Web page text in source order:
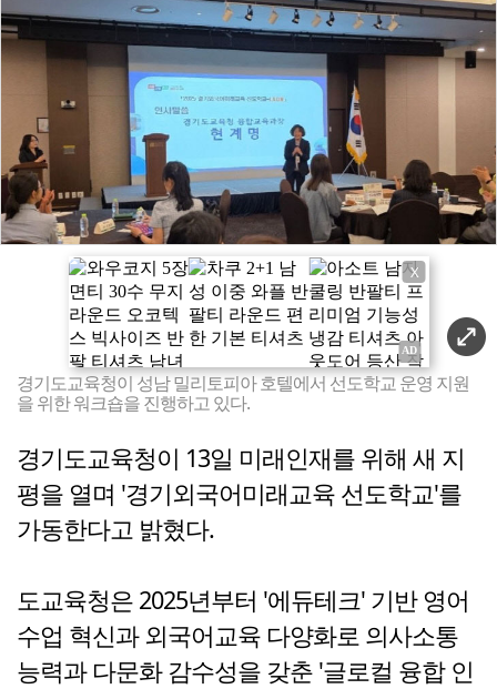
X
경기도교육청이 성남 밀리토피아 호텔에서 선도학교 운영 지원
을 위한 워크숍을 진행하고 있다.
경기도교육청이 13일 미래인재를 위해 새 지
평을 열며 '경기외국어미래교육 선도학교'를
가동한다고 밝혔다.
도교육청은 2025년부터 '에듀테크' 기반 영어
수업 혁신과 외국어교육 다양화로 의사소통
능력과 다문화 감수성을 갖춘 '글로컬 융합 인